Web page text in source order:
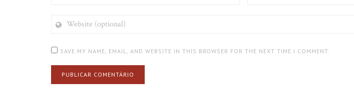
(OPTIONAL)
SAVE MY NAME, EMAIL, AND WEBSITE IN THIS BROWSER FOR THE NEXT TIME I COMMENT.